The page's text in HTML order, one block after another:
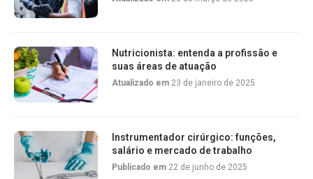
Nutricionista: entenda a profissão e
suas áreas de atuação
Atualizado em 23 de janeiro de 2025
Instrumentador cirúrgico: funções,
salário e mercado de trabalho
Publicado em 22 de junho de 2025